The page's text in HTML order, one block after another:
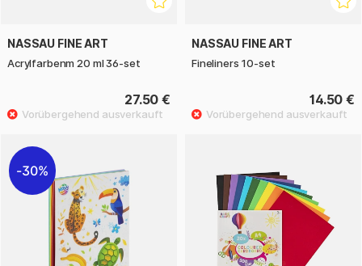
NASSAU FINE ART
Acrylfarbenm 20 ml 36-set
27.50 €
NASSAU FINE ART
Fineliners 10-set
14.50 €
30%